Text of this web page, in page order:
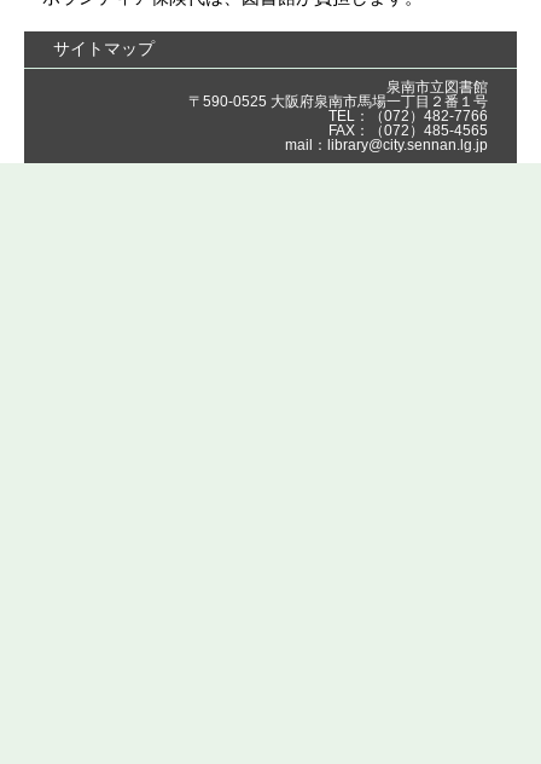
サイトマップ
泉南市立図書館
〒590-0525 大阪府泉南市馬場一丁目２番１号
TEL：（072）482-7766
FAX：（072）485-4565
mail：library@city.sennan.lg.jp